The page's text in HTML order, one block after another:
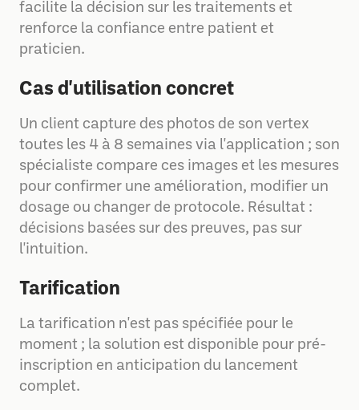
facilite la décision sur les traitements et
renforce la confiance entre patient et
praticien.
Cas d'utilisation concret
Un client capture des photos de son vertex
toutes les 4 à 8 semaines via l'application ; son
spécialiste compare ces images et les mesures
pour confirmer une amélioration, modifier un
dosage ou changer de protocole. Résultat :
décisions basées sur des preuves, pas sur
l'intuition.
Tarification
La tarification n'est pas spécifiée pour le
moment ; la solution est disponible pour pré-
inscription en anticipation du lancement
complet.